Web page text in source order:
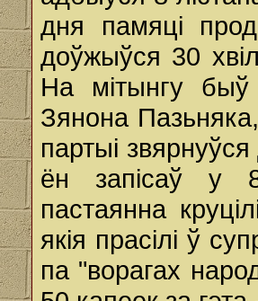
дня памяці
доўжыўся 30
На мітынгу
Зянона Пазьняка,
партыі
ён запісаў у
пастаянна
якія прасілі ў
па "ворагах